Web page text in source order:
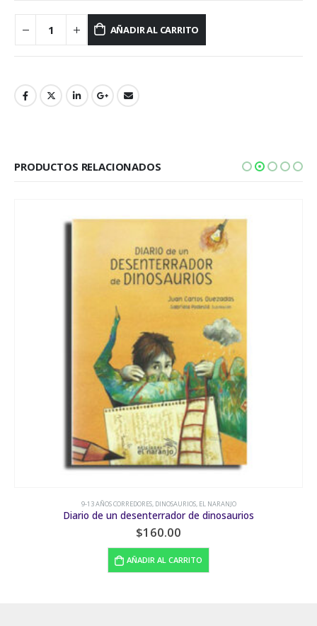
AÑADIR AL CARRITO
PRODUCTOS RELACIONADOS
9-13 AÑOS CORREDORES, DINOSAURIOS, EL NARANJO
Diario de un desenterrador de dinosaurios
$160.00
AÑADIR AL CARRITO